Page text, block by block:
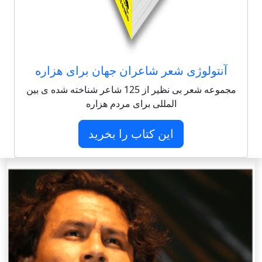
آنتولوژی شعر شاعران جهان برای هزاره
مجموعه شعر بی نظیر از 125 شاعر شناخته شده ی بین
المللی برای مردم هزاره
این کتاب را بخرید